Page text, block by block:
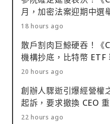
月，加密法案迎期中選
18 hours ago
散戶割肉巨鯨硬吞！《
機構抄底，比特幣
20 hours ago
創辦人驟逝引爆經營權
起訴，要求撤換 CEO
22 hours ago